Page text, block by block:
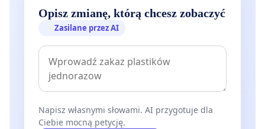
Opisz zmianę, którą chcesz zobaczyć
Zasilane przez AI
Napisz własnymi słowami. AI przygotuje dla
Ciebie mocną petycję.